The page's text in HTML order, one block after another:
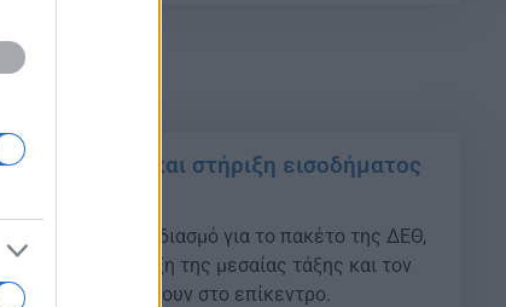
και στήριξη εισοδήματος
ξεκινά τον σχεδιασμό για το πακέτο της ΔΕΘ,
τη στήριξη της μεσαίας τάξης και τον
χώρο να μπαίνουν στο επίκεντρο.